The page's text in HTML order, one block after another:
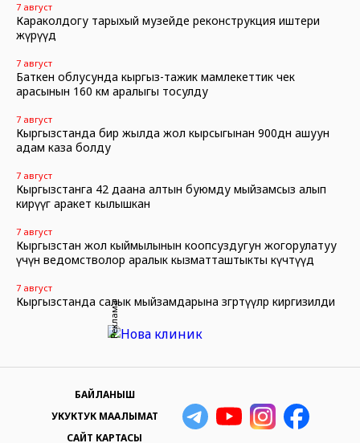
7 август
Караколдогу тарыхый музейде реконструкция иштери
жүрүүдө
7 август
Баткен облусунда кыргыз-тажик мамлекеттик чек
арасынын 160 км аралыгы тосулду
7 август
Кыргызстанда бир жылда жол кырсыгынан 900дөн ашуун
адам каза болду
7 август
Кыргызстанга 42 даана алтын буюмду мыйзамсыз алып
кирүүгө аракет кылышкан
7 август
Кыргызстан жол кыймылынын коопсуздугун жогорулатуу
үчүн ведомстволор аралык кызматташтыкты күчөтүүдө
7 август
Кыргызстанда салык мыйзамдарына өзгөртүүлөр киргизилди
Реклама
БАЙЛАНЫШ
УКУКТУК МААЛЫМАТ
САЙТ КАРТАСЫ